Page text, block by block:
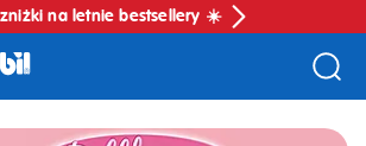
na letnie bestsellery ☀️